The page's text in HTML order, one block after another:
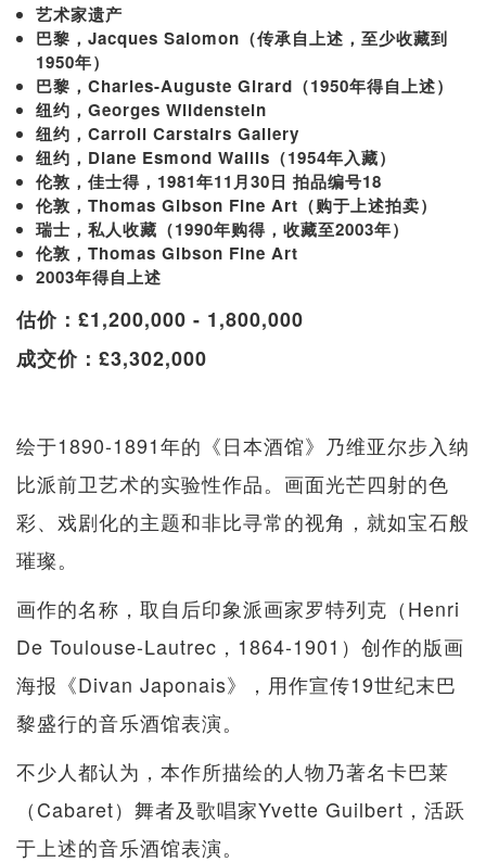
艺术家遗产
巴黎，Jacques Salomon（传承自上述，至少收藏到
1950年）
巴黎，Charles-Auguste Girard（1950年得自上述）
纽约，Georges Wildenstein
纽约，Carroll Carstairs Gallery
纽约，Diane Esmond Wallis（1954年入藏）
伦敦，佳士得，1981年11月30日 拍品编号18
伦敦，Thomas Gibson Fine Art（购于上述拍卖）
瑞士，私人收藏（1990年购得，收藏至2003年）
伦敦，Thomas Gibson Fine Art
2003年得自上述
估价：£1,200,000 - 1,800,000
成交价：£3,302,000
绘于1890-1891年的《日本酒馆》乃维亚尔步入纳
比派前卫艺术的实验性作品。画面光芒四射的色
彩、戏剧化的主题和非比寻常的视角，就如宝石般
璀璨。
画作的名称，取自后印象派画家罗特列克（Henri
De Toulouse-Lautrec，1864-1901）创作的版画
海报《Divan Japonais》，用作宣传19世纪末巴
黎盛行的音乐酒馆表演。
不少人都认为，本作所描绘的人物乃著名卡巴莱
（Cabaret）舞者及歌唱家Yvette Guilbert，活跃
于上述的音乐酒馆表演。